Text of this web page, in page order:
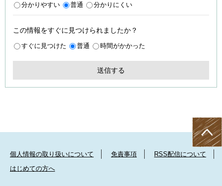
分かりやすい 普通 分かりにくい
この情報をすぐに見つけられましたか？
すぐに見つけた 普通 時間がかかった
個人情報の取り扱いについて 免責事項
RSS配信について
はじめての方へ